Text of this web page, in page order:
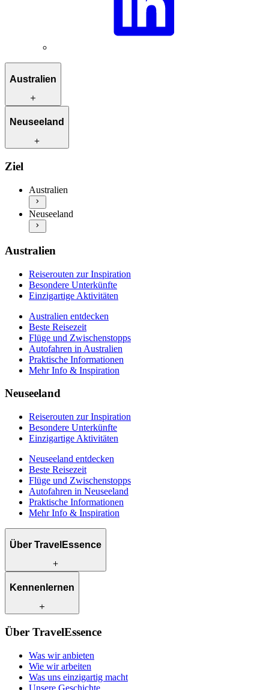
Australien
Reiserouten zur Inspiration
Einzigartige Aktivitäten
Flüge und Zwischenstopps
Autofahren in Australien
Praktische Informationen
Mehr Info & Inspiration
Neuseeland
Einzigartige Aktivitäten
Neuseeland entdecken
Beste Reisezeit
Flüge und Zwischenstopps
Praktische Informationen
Ziel
Australien
Neuseeland
Australien
Reiserouten zur Inspiration
Besondere Unterkünfte
Einzigartige Aktivitäten
Australien entdecken
Beste Reisezeit
Flüge und Zwischenstopps
Autofahren in Australien
Praktische Informationen
Mehr Info & Inspiration
Neuseeland
Reiserouten zur Inspiration
Besondere Unterkünfte
Einzigartige Aktivitäten
Neuseeland entdecken
Beste Reisezeit
Flüge und Zwischenstopps
Autofahren in Neuseeland
Praktische Informationen
Mehr Info & Inspiration
Über TravelEssence
Was wir anbieten
Was uns einzigartig macht
Klimabewusst reisen
Kontakt
Karriere
Kennenlernen
Unsere Reiseexperten
Unsere Kunden
Über TravelEssence
Was wir anbieten
Wie wir arbeiten
Was uns einzigartig macht
Unsere Geschichte